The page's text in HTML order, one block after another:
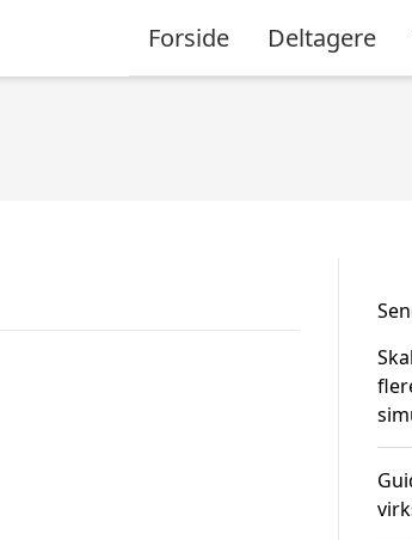
Forside Deltagere